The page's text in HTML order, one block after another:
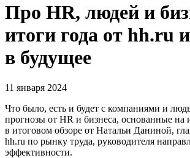
Про HR, людей и
итоги года от hh.ru
в будущее
11 января 2024
Что было, есть и будет с компаниями и
прогнозы от HR и бизнеса, основанные на
в итоговом обзоре от Натальи Даниной,
hh.ru по рынку труда, руководителя
эффективности.